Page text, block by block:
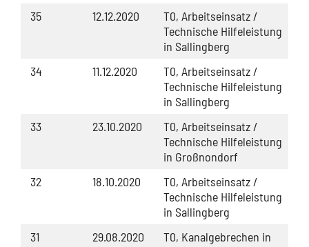
35
12.12.2020
T0, Arbeitseinsatz /
Technische Hilfeleistung
in Sallingberg
34
11.12.2020
T0, Arbeitseinsatz /
Technische Hilfeleistung
in Sallingberg
33
23.10.2020
T0, Arbeitseinsatz /
Technische Hilfeleistung
in Großnondorf
32
18.10.2020
T0, Arbeitseinsatz /
Technische Hilfeleistung
in Sallingberg
31
29.08.2020
T0, Kanalgebrechen in